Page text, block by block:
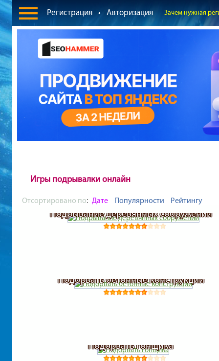
Регистрация • Авторизация Зачем нужная
Игры подрывалки онлайн
Отсортировано по: Дате Популярности Рейтингу
Подрывание деревянных сооружений
Подорвать бетонные конструкции
Подорвать гонщика